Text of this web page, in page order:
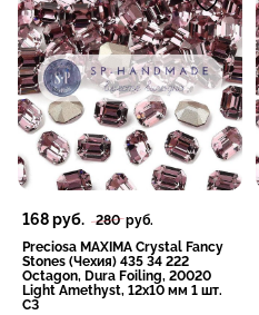
168руб. 280руб.
Preciosa MAXIMA Crystal Fancy
Stones (Чехия) 435 34 222
Octagon, Dura Foiling, 20020
Light Amethyst, 12x10 мм 1 шт.
СЗ